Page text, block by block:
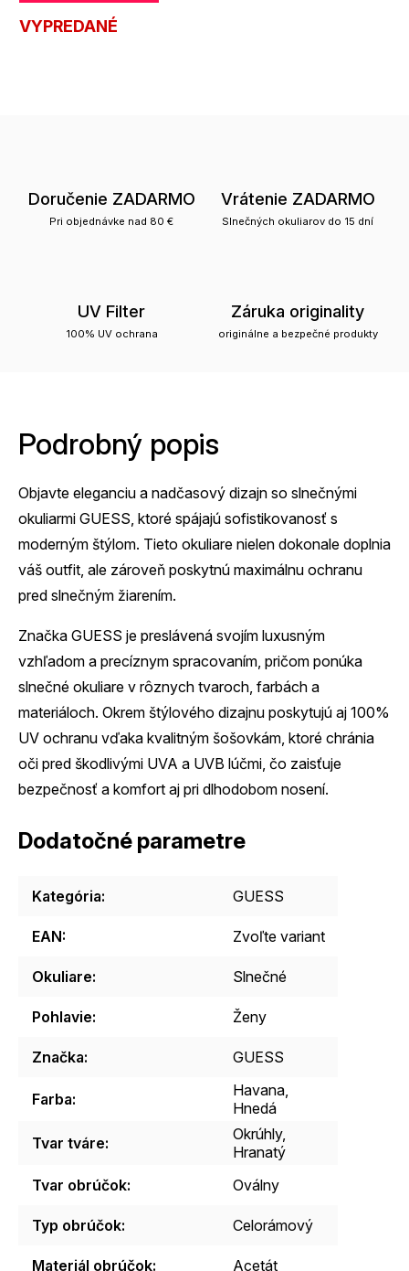
VYPREDANÉ
Doručenie ZADARMO
Pri objednávke nad 80 €
Vrátenie ZADARMO
Slnečných okuliarov do 15 dní
UV Filter
100% UV ochrana
Záruka originality
originálne a bezpečné produkty
Podrobný popis
Objavte eleganciu a nadčasový dizajn so slnečnými
okuliarmi GUESS, ktoré spájajú sofistikovanosť s
moderným štýlom. Tieto okuliare nielen dokonale doplnia
váš outfit, ale zároveň poskytnú maximálnu ochranu
pred slnečným žiarením.
Značka GUESS je preslávená svojím luxusným
vzhľadom a precíznym spracovaním, pričom ponúka
slnečné okuliare v rôznych tvaroch, farbách a
materiáloch. Okrem štýlového dizajnu poskytujú aj 100%
UV ochranu vďaka kvalitným šošovkám, ktoré chránia
oči pred škodlivými UVA a UVB lúčmi, čo zaisťuje
bezpečnosť a komfort aj pri dlhodobom nosení.
Dodatočné parametre
Kategória: GUESS
EAN: Zvoľte variant
Okuliare: Slnečné
Pohlavie: Ženy
Značka: GUESS
Farba:
Havana,
Hnedá
Tvar tváre:
Okrúhly,
Hranatý
Tvar obrúčok: Oválny
Typ obrúčok: Celorámový
Materiál obrúčok: Acetát